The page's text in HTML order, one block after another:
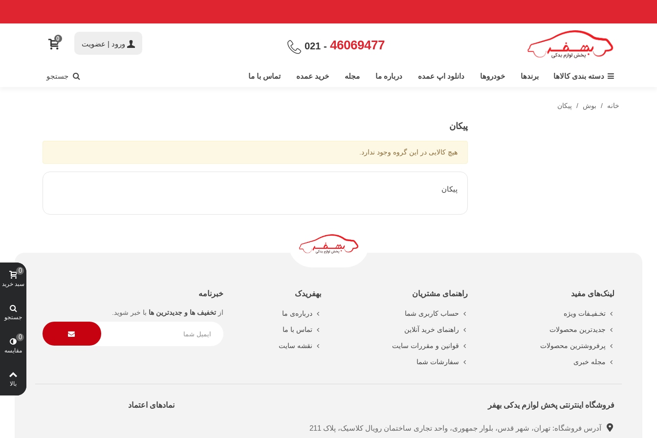
46069477
- 021 ورود | عضویت
0
دسته بندی کالاها برندها خودروها دانلود اپ عمده درباره ما مجله خرید عمده تماس با ما جستجو
خانه / بوش / پیکان
پیکان
هیچ کالایی در این گروه وجود ندارد.
پيكان
لینک‌های مفید
تخـفیـفات ویژه
جدیدترین محصولات
پرفروشترین محصولات
مجله خبری
راهنمای مشتریان
حساب کاربری شما
راهنمای خرید آنلاین
قوانین و مقررات سایت
سفارشات شما
بهفریدک
درباره‌ی ما
تماس با ما
نقشه سایت
خبرنامه
از تخفیف ها و جدیدترین ها با خبر شوید.
فروشگاه اینترنتی پخش لوازم یدکی بهفر
آدرس فروشگاه: تهران، شهر قدس، بلوار جمهوری، واحد تجاری ساختمان رویال کلاسیک، پلاک 211
نمادهای اعتماد
سبد خرید
0
جستجو
مقایسه
0
بالا